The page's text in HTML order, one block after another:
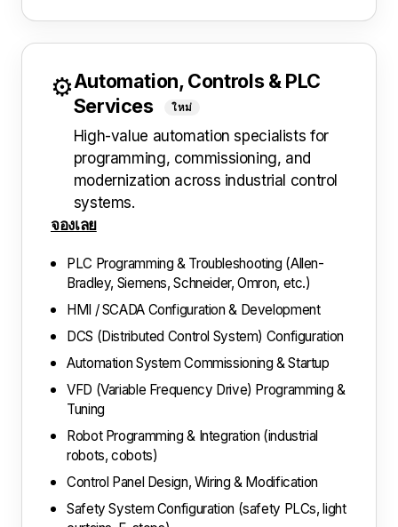
⚙️Automation, Controls & PLC
Services
ใหม่
High-value automation specialists for
programming, commissioning, and
modernization across industrial control
systems.
จองเลย
PLC Programming & Troubleshooting (Allen-
Bradley, Siemens, Schneider, Omron, etc.)
HMI / SCADA Configuration & Development
DCS (Distributed Control System) Configuration
Automation System Commissioning & Startup
VFD (Variable Frequency Drive) Programming &
Tuning
Robot Programming & Integration (industrial
robots, cobots)
Control Panel Design, Wiring & Modification
Safety System Configuration (safety PLCs, light